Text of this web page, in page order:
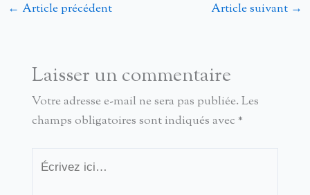
← Article précédent Article suivant →
Laisser un commentaire
Votre adresse e-mail ne sera pas publiée. Les
champs obligatoires sont indiqués avec *
Écrivez
ici…